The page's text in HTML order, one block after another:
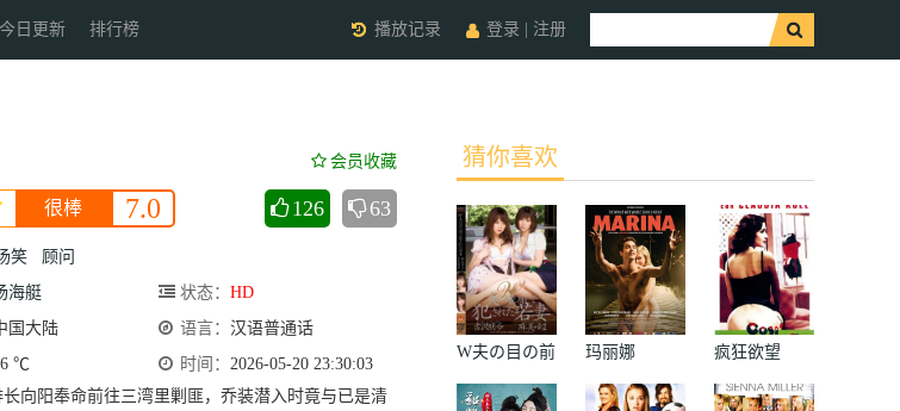
今日更新 排行榜 登录 注册
播放记录
会员收藏
很棒 7.0 126 63
笑
顾问
海艇 状态： HD
国大陆 语言： 汉语普通话
℃ 时间： 2026-05-20 23:30:03
向阳奉命前往三湾里剿匪，乔装潜入时竟与已是清
猜你喜欢
W夫の目の前
で犯された若
玛丽娜 疯狂欲望